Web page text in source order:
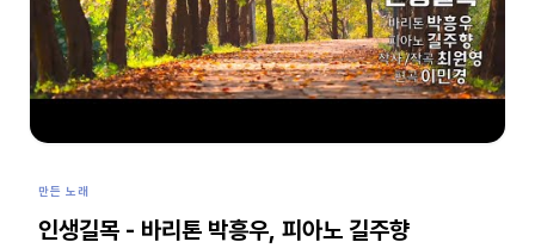
만든 노래
인생길목 - 바리톤 박흥우, 피아노 길주향